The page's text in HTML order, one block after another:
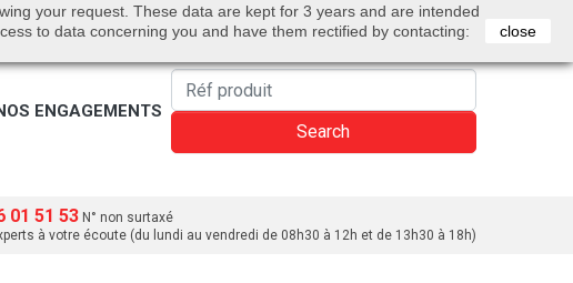
English Bienvenue Sign in 0 Cart
ENGAGEMENTS
Search
01 51 53 N° non surtaxé
à votre écoute (du lundi au vendredi de 08h30 à 12h et de 13h30 à 18h)
your request. These data are kept for 3 years and are intended
to data concerning you and have them rectified by contacting:
close